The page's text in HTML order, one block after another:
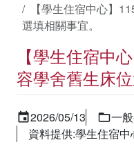
【學生住宿中心】
選填相關事宜。
【學生住宿中
容學舍舊生床位
2026/05/13
一
資料提供:學生住宿中